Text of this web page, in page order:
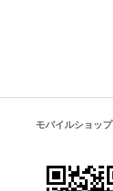
モバイルショップ